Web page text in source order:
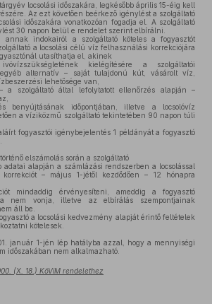
locsolási időszakára, legkésőbb április 15-éig kell
Az ezt követően beérkező igénylést a szolgáltató
időszakára vonatkozóan fogadja el. A szolgáltató
30 napon belül e rendelet szerint elbírálni.
annak indokairól a szolgáltató köteles a fogyasztót
a locsolási célú víz felhasználási korrekciójára
utasíthatja el, akinek
kielégítésére a szolgáltatói
alternatív – saját tulajdonú kút, vásárolt víz,
lehetősége van,
a szolgáltató által lefolytatott ellenőrzés alapján –
benyújtásának időpontjában, illetve a locsolóvíz
a víziközmű szolgáltató tekintetében 90 napon túli
fogyasztói igénybejelentés 1 példányát a fogyasztó
elszámolás során a szolgáltató
adatai alapján a számlázási rendszerben a locsolással
korrekciót – május 1-jétől kezdődően – 12 hónapra
mindaddig érvényesíteni, ameddig a fogyasztó
nem vonja, illetve az elbírálás szempontjainak
áll be.
a locsolási kedvezmény alapját érintő feltételek
kötelesek.
január 1-jén lép hatályba azzal, hogy a mennyiségi
időszakában nem alkalmazható.
(X. 18.) KöViM rendelethez